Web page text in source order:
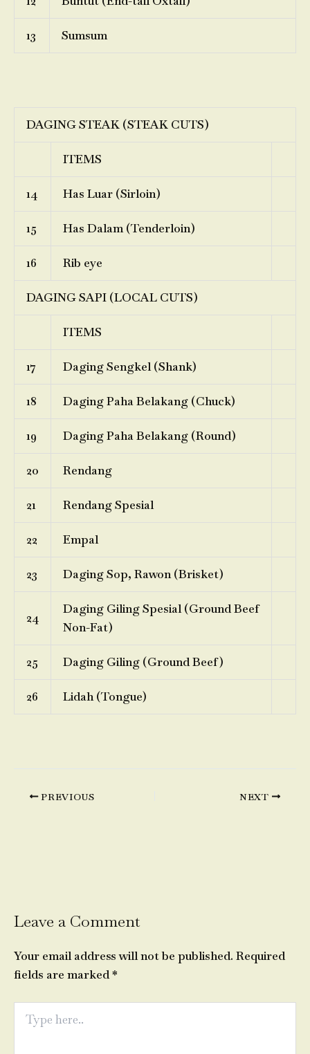
13 Sumsum
DAGING STEAK (STEAK CUTS)
ITEMS
14 Has Luar (Sirloin)
15 Has Dalam (Tenderloin)
16 Rib eye
DAGING SAPI (LOCAL CUTS)
ITEMS
17 Daging Sengkel (Shank)
18 Daging Paha Belakang (Chuck)
19 Daging Paha Belakang (Round)
20 Rendang
21 Rendang Spesial
22 Empal
23 Daging Sop, Rawon (Brisket)
24
Daging Giling Spesial (Ground Beef
Non-Fat)
25 Daging Giling (Ground Beef)
26 Lidah (Tongue)
PREVIOUS NEXT
Leave a Comment
Your email address will not be published. Required
fields are marked*
here..